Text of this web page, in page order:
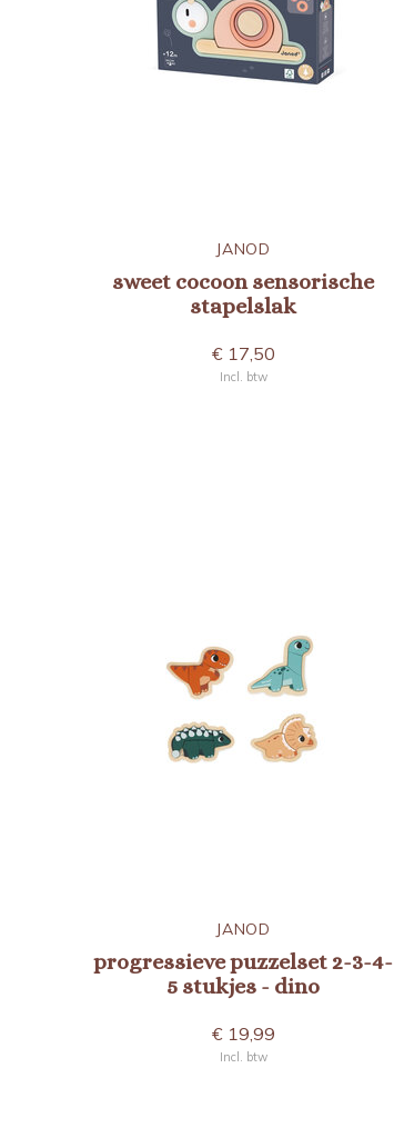
JANOD
sweet cocoon sensorische
stapelslak
€ 17,50
Incl. btw
JANOD
progressieve puzzelset 2-3-4-
5 stukjes - dino
€ 19,99
Incl. btw